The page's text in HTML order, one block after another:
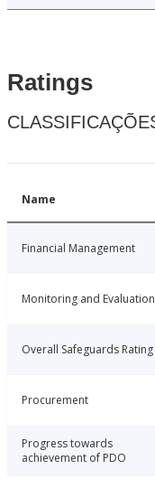
Ratings
Name
Financial Management
Monitoring and Evaluation
Overall Safeguards Rating
Procurement
Progress towards
achievement of PDO